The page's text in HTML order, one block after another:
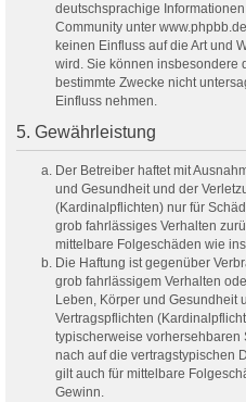
deutschsprachige
Community unter
keinen Einfluss auf die Art und
wird. Sie können insbesondere
bestimmte Zwecke nicht
Einfluss nehmen.
5. Gewährleistung
Der Betreiber haftet mit
und Gesundheit und der
(Kardinalpflichten) nur für
grob fahrlässiges Verhalten
mittelbare Folgeschäden wie
Die Haftung ist gegenüber
grob fahrlässigem Verhalten
Leben, Körper und Gesundheit
Vertragspflichten
typischerweise
nach auf die vertragstypischen
gilt auch für mittelbare
Gewinn.